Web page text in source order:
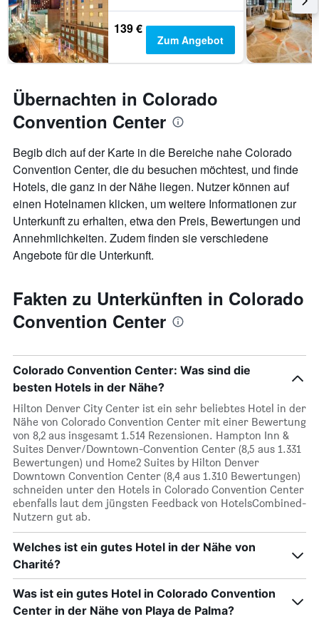
139 €
Zum Angebot
Übernachten in Colorado
Convention Center
Begib dich auf der Karte in die Bereiche nahe Colorado
Convention Center, die du besuchen möchtest, und finde
Hotels, die ganz in der Nähe liegen. Nutzer können auf
einen Hotelnamen klicken, um weitere Informationen zur
Unterkunft zu erhalten, etwa den Preis, Bewertungen und
Annehmlichkeiten. Zudem finden sie verschiedene
Angebote für die Unterkunft.
Fakten zu Unterkünften in Colorado
Convention Center
Colorado Convention Center: Was sind die
besten Hotels in der Nähe?
Hilton Denver City Center ist ein sehr beliebtes Hotel in der
Nähe von Colorado Convention Center mit einer Bewertung
von 8,2 aus insgesamt 1.514 Rezensionen. Hampton Inn &
Suites Denver/Downtown-Convention Center (8,5 aus 1.331
Bewertungen) und Home2 Suites by Hilton Denver
Downtown Convention Center (8,4 aus 1.310 Bewertungen)
schneiden unter den Hotels in Colorado Convention Center
ebenfalls laut dem jüngsten Feedback von HotelsCombined-
Nutzern gut ab.
Welches ist ein gutes Hotel in der Nähe von
Charité?
Was ist ein gutes Hotel in Colorado Convention
Center in der Nähe von Playa de Palma?